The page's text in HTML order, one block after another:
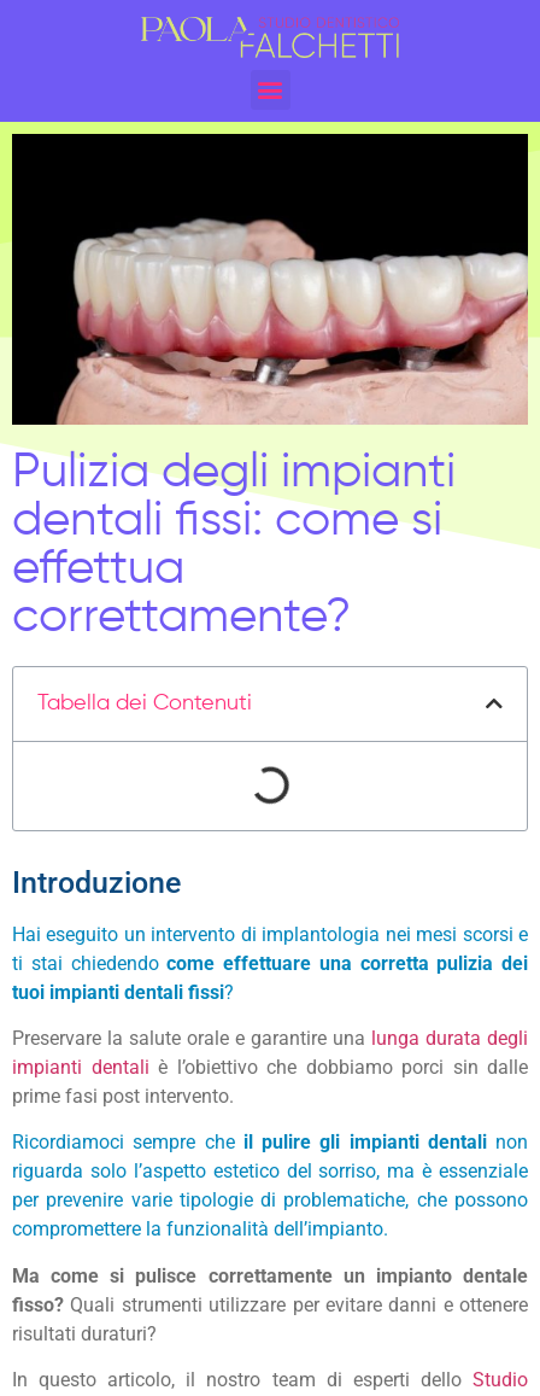
Pulizia degli impianti
dentali fissi: come si
effettua
correttamente?
Tabella dei Contenuti
Introduzione
Hai eseguito un intervento di implantologia nei mesi scorsi e
ti stai chiedendocome effettuare una corretta pulizia dei
tuoi impianti dentali fissi?
Preservare la salute orale e garantire una lunga durata degli
impianti dentali è l’obiettivo che dobbiamo porci sin dalle
prime fasi post intervento.
Ricordiamoci sempre che il pulire gli impianti dentalinon
riguarda solo l’aspetto estetico del sorriso, ma è essenziale
per prevenire varie tipologie di problematiche, che possono
compromettere la funzionalità dell’impianto.
Ma come si pulisce correttamente un impianto dentale
fisso? Quali strumenti utilizzare per evitare danni e ottenere
risultati duraturi?
In questo articolo, il nostro team di esperti dello Studio